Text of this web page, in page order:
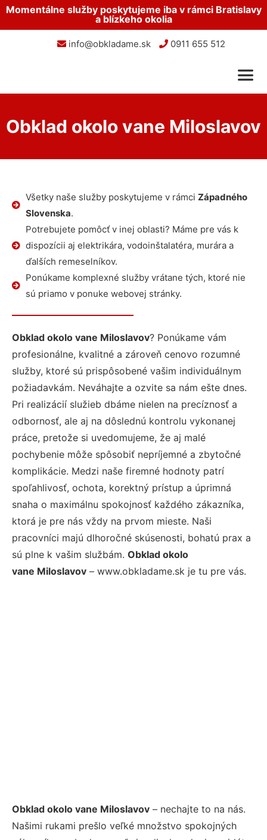
Momentálne služby poskytujeme iba v rámci Bratislavy
a blízkeho okolia
info@obkladame.sk 0911 655 512
Obklad okolo vane Miloslavov
Všetky naše služby poskytujeme v rámci Západného
Slovenska.
Potrebujete pomôcť v inej oblasti? Máme pre vás k
dispozícii aj elektrikára, vodoinštalatéra, murára a
ďalších remeselníkov.
Ponúkame komplexné služby vrátane tých, ktoré nie
sú priamo v ponuke webovej stránky.
Obklad okolo vane Miloslavov? Ponúkame vám
profesionálne, kvalitné a zároveň cenovo rozumné
služby, ktoré sú prispôsobené vašim individuálnym
požiadavkám. Neváhajte a ozvite sa nám ešte dnes.
Pri realizácií služieb dbáme nielen na precíznosť a
odbornosť, ale aj na dôslednú kontrolu vykonanej
práce, pretože si uvedomujeme, že aj malé
pochybenie môže spôsobiť nepríjemné a zbytočné
komplikácie. Medzi naše firemné hodnoty patrí
spoľahlivosť, ochota, korektný prístup a úprimná
snaha o maximálnu spokojnosť každého zákazníka,
ktorá je pre nás vždy na prvom mieste. Naši
pracovníci majú dlhoročné skúsenosti, bohatú prax a
sú plne k vašim službám. Obklad okolo
vane Miloslavov – www.obkladame.sk je tu pre vás.
Obklad okolo vane Miloslavov – nechajte to na nás.
Našimi rukami prešlo veľké množstvo spokojných